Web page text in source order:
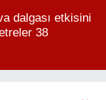
dalgası etkisini
38